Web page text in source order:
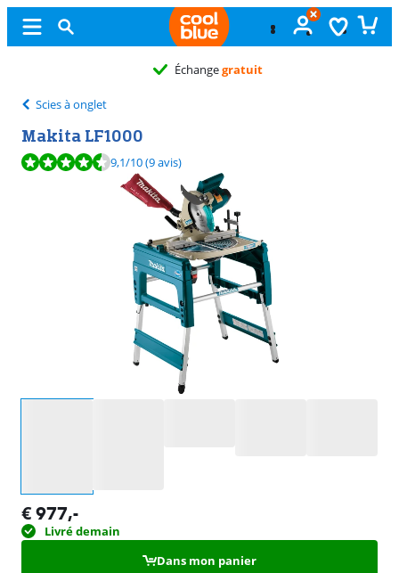
Échangegratuit
Scies à onglet
Makita LF1000
La note est de 9,1 sur 10, basée sur 9 avis.
9,1/10(9 avis)
€ 977,-
Livré demain
Dans mon panier